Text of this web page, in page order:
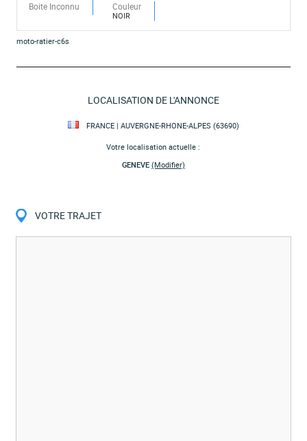
Boite Inconnu Couleur
NOIR
moto-ratier-c6s
LOCALISATION DE L'ANNONCE
FRANCE | AUVERGNE-RHONE-ALPES (63690)
Votre localisation actuelle :
GENEVE (Modifier)
VOTRE TRAJET